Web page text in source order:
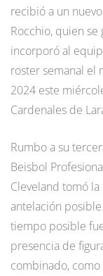
recibió a un
Rocchio, quien se
incorporó al
roster semanal el
2024 este
Cardenales de
Rumbo a su
Beisbol
Cleveland tomó
antelación
tiempo posible
presencia de
combinado, como